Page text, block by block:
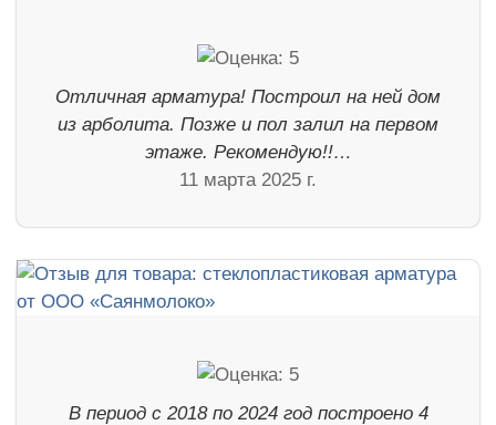
Отличная арматура! Построил на ней дом
из арболита. Позже и пол залил на первом
этаже. Рекомендую!!…
11 марта 2025 г.
В период с 2018 по 2024 год построено 4